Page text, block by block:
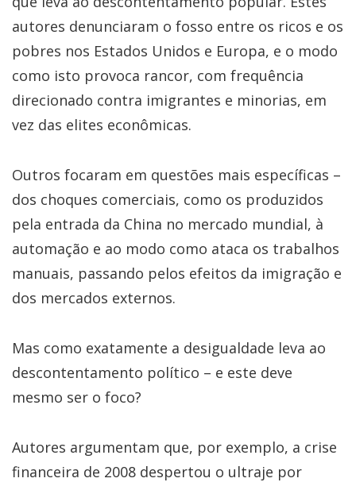
autores denunciaram o fosso entre os ricos e os
pobres nos Estados Unidos e Europa, e o modo
como isto provoca rancor, com frequência
direcionado contra imigrantes e minorias, em
vez das elites econômicas.
Outros focaram em questões mais específicas –
dos choques comerciais, como os produzidos
pela entrada da China no mercado mundial, à
automação e ao modo como ataca os trabalhos
manuais, passando pelos efeitos da imigração e
dos mercados externos.
Mas como exatamente a desigualdade leva ao
descontentamento político – e este deve
mesmo ser o foco?
Autores argumentam que, por exemplo, a crise
financeira de 2008 despertou o ultraje por